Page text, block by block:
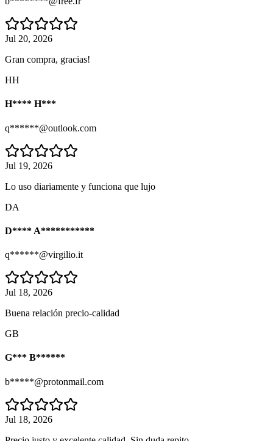
Jul 20, 2026
Gran compra, gracias!
HH
H**** H***
q******@outlook.com
Jul 19, 2026
Lo uso diariamente y funciona que lujo
DA
D**** A***********
q******@virgilio.it
Jul 18, 2026
Buena relación precio-calidad
GB
G*** B******
b*****@protonmail.com
Jul 18, 2026